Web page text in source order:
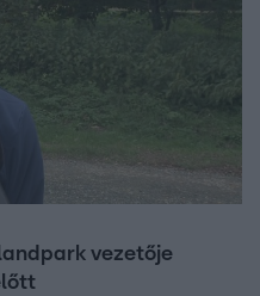
vezetője